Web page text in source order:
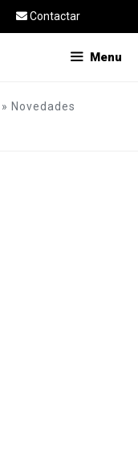
Contactar
Menu
» Novedades